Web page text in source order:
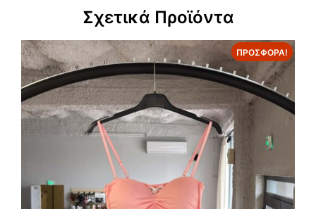
Σχετικά Προϊόντα
ΠΡΟΣΦΟΡΆ!